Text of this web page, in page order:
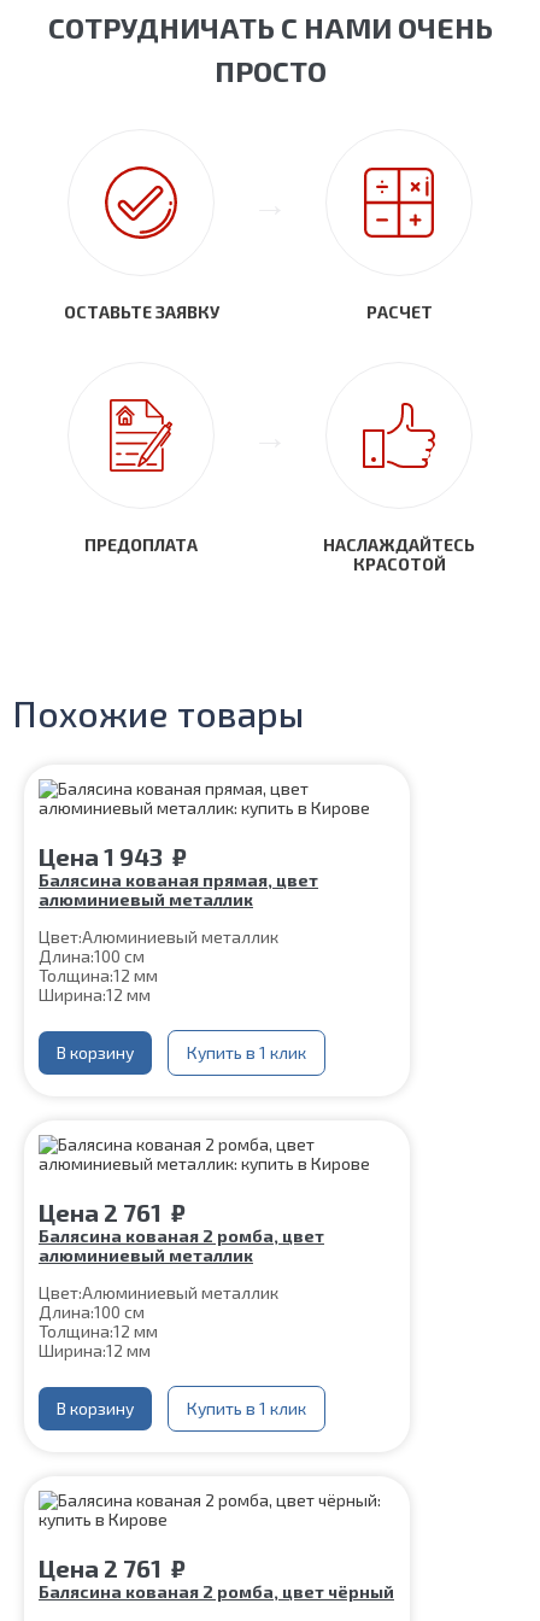
СОТРУДНИЧАТЬ С НАМИ ОЧЕНЬ
ПРОСТО
ОСТАВЬТЕ ЗАЯВКУ РАСЧЕТ
ПРЕДОПЛАТА
НАСЛАЖДАЙТЕСЬ
КРАСОТОЙ
Похожие товары
Цена 1 943 ₽
Балясина кованая прямая, цвет
алюминиевый металлик
Цвет:Алюминиевый металлик
Длина:100 см
Толщина:12 мм
Ширина:12 мм
Шпилька:М8
Верхнее
коромысло:
Цвет алюминиевый
металлик
В корзину Купить в 1 клик
Цена 2 761 ₽
Балясина кованая 2 ромба, цвет
алюминиевый металлик
Цвет:Алюминиевый металлик
Длина:100 см
Толщина:12 мм
Ширина:12 мм
Шпилька:М8
Верхнее
коромысло:
Цвет алюминиевый
металлик
В корзину Купить в 1 клик
Цена 2 761 ₽
Балясина кованая 2 ромба, цвет чёрный